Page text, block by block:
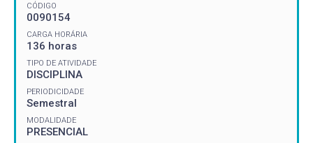
CÓDIGO
0090154
CARGA HORÁRIA
136 horas
TIPO DE ATIVIDADE
DISCIPLINA
PERIODICIDADE
Semestral
MODALIDADE
PRESENCIAL